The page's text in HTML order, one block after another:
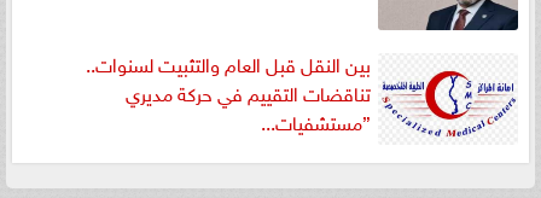
بين النقل قبل العام والتثبيت لسنوات..
تناقضات التقييم في حركة مديري
”مستشفيات...